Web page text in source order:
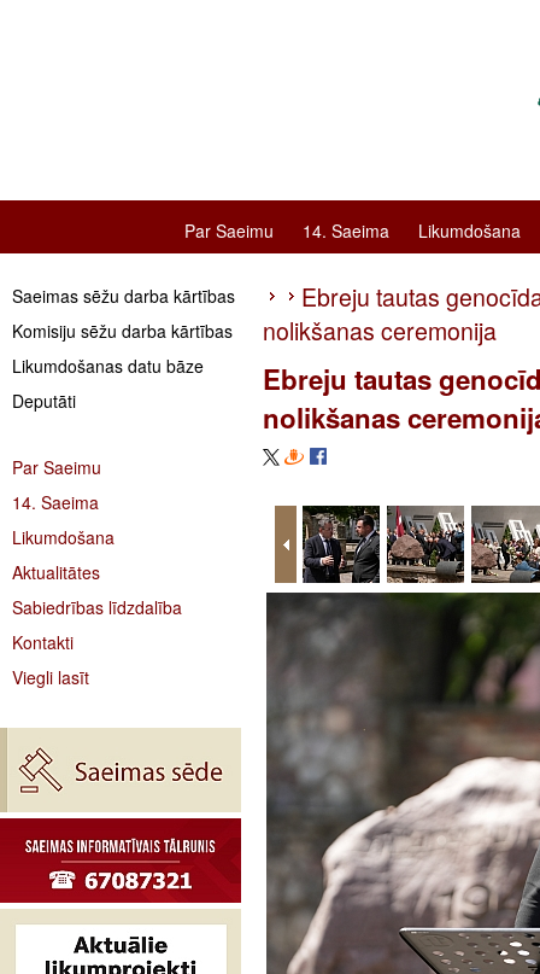
Par Saeimu 14. Saeima Likumdošana
Saeimas sēžu darba kārtības
Komisiju sēžu darba kārtības
Likumdošanas datu bāze
Deputāti
Par Saeimu
14. Saeima
Likumdošana
Aktualitātes
Sabiedrības līdzdalība
Kontakti
Viegli lasīt
Ebreju tautas
nolikšanas ceremonija
Ebreju tautas
nolikšanas